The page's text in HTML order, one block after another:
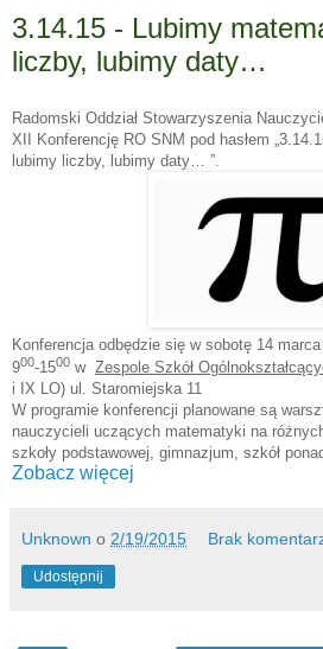
3.14.15 - Lubimy
liczby, lubimy daty…
Radomski Oddział Stowarzyszenia
XII Konferencję RO SNM pod hasłem
lubimy liczby, lubimy daty… ”.
Konferencja odbędzie się w sobotę 14
900-1500 w Zespole Szkół
i IX LO) ul. Staromiejska 11
W programie konferencji planowane są
nauczycieli uczących matematyki na
szkoły podstawowej, gimnazjum, szkół
Zobacz więcej
Unknown o 2/19/2015 Brak
Udostępnij